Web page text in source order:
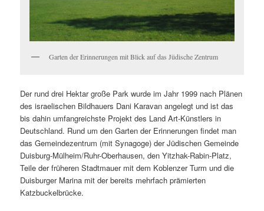
Garten der Erinnerungen mit Blick auf das Jüdische Zentrum
Der rund drei Hektar große Park wurde im Jahr 1999 nach Plänen
des israelischen Bildhauers Dani Karavan angelegt und ist das
bis dahin umfangreichste Projekt des Land Art-Künstlers in
Deutschland. Rund um den Garten der Erinnerungen findet man
das Gemeindezentrum (mit Synagoge) der Jüdischen Gemeinde
Duisburg-Mülheim/Ruhr-Oberhausen, den Yitzhak-Rabin-Platz,
Teile der früheren Stadtmauer mit dem Koblenzer Turm und die
Duisburger Marina mit der bereits mehrfach prämierten
Katzbuckelbrücke.